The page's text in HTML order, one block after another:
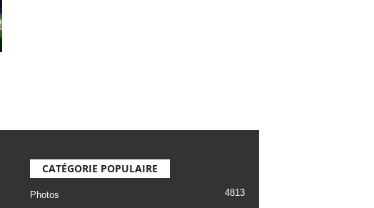
CATÉGORIE POPULAIRE
Photos 4813